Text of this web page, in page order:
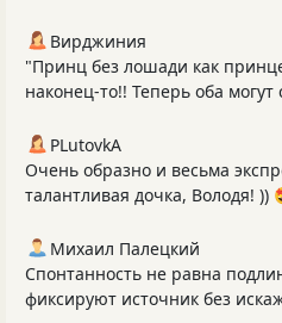
Вирджиния
"Принц без лошади как
наконец-то!! Теперь оба могут
PLutоvkА
Очень образно и весьма
талантливая дочка, Володя! ))
Михаил Палецкий
Спонтанность не равна
фиксируют источник без